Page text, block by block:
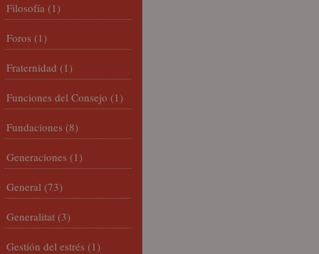
Filosofía (1)
Foros (1)
Fraternidad (1)
Funciones del Consejo (1)
Fundaciones (8)
Generaciones (1)
General (73)
Generalitat (3)
Gestión del estrés (1)